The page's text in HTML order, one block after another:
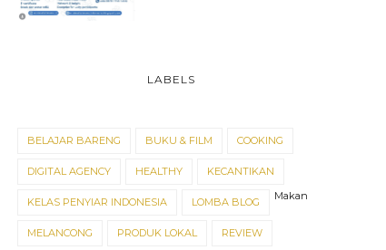
LABELS
BELAJAR BARENG BUKU & FILM COOKING
DIGITAL AGENCY HEALTHY KECANTIKAN
KELAS PENYIAR INDONESIA LOMBA BLOG Makan
MELANCONG PRODUK LOKAL REVIEW